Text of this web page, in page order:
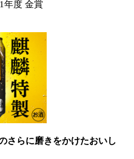
年度 金賞
らに磨きをかけたおいし